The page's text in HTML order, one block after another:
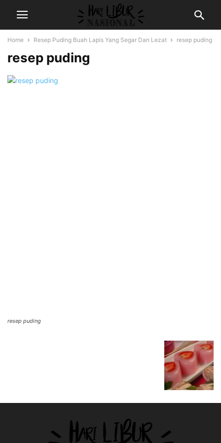
Home Resep Puding Buah Lapis Yang Segar Dan Lezat resep puding
resep puding
resep puding